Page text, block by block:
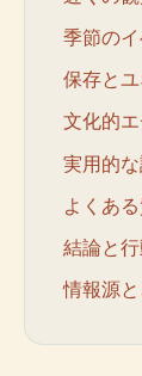
季節の
保存と
文化的
実用的
よくあ
結論と
情報源